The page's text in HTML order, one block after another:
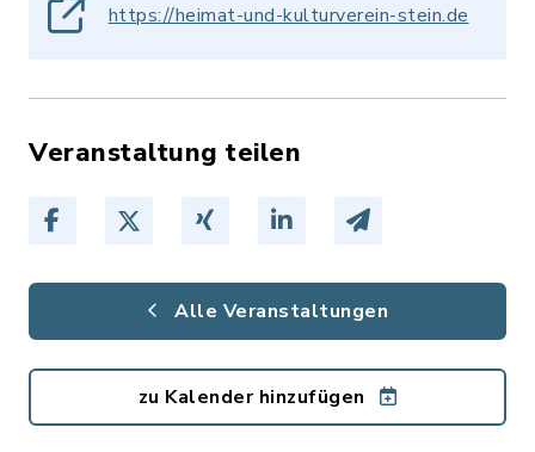
https://heimat-und-kulturverein-stein.de
Veranstaltung teilen
Alle Veranstaltungen
zu Kalender hinzufügen